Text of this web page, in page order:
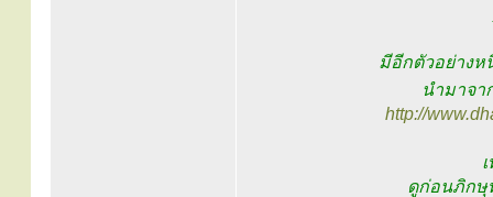
มีอีกตัวอย่างห
นำมาจ
http://
ดูก่อนภิกษุ